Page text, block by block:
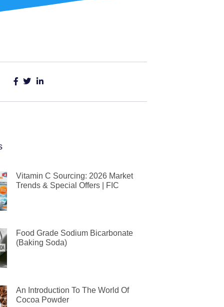
Vitamin C Sourcing: 2026 Market
Trends & Special Offers | FIC
Food Grade Sodium Bicarbonate
(Baking Soda)
An Introduction To The World Of
Cocoa Powder